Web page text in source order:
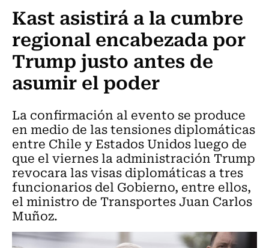
Kast asistirá a la cumbre
regional encabezada por
Trump justo antes de
asumir el poder
La confirmación al evento se produce
en medio de las tensiones diplomáticas
entre Chile y Estados Unidos luego de
que el viernes la administración Trump
revocara las visas diplomáticas a tres
funcionarios del Gobierno, entre ellos,
el ministro de Transportes Juan Carlos
Muñoz.